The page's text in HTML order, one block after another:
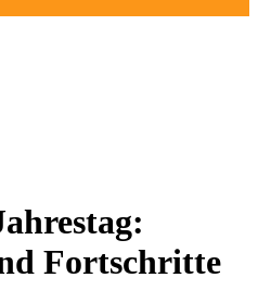
Fortschritte